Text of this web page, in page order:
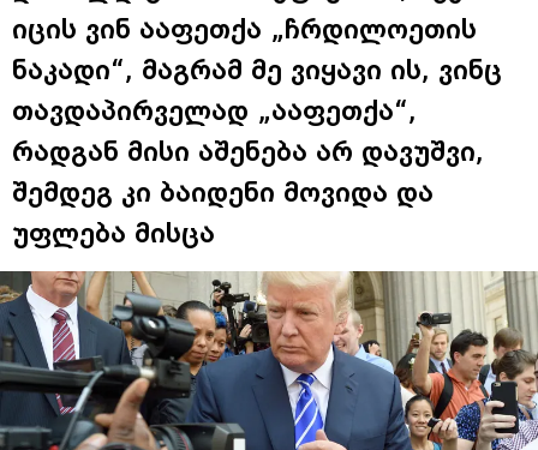
იცის ვინ ააფეთქა „ჩრდილოეთის
ნაკადი“, მაგრამ მე ვიყავი ის, ვინც
თავდაპირველად „ააფეთქა“,
რადგან მისი აშენება არ დავუშვი,
შემდეგ კი ბაიდენი მოვიდა და
უფლება მისცა